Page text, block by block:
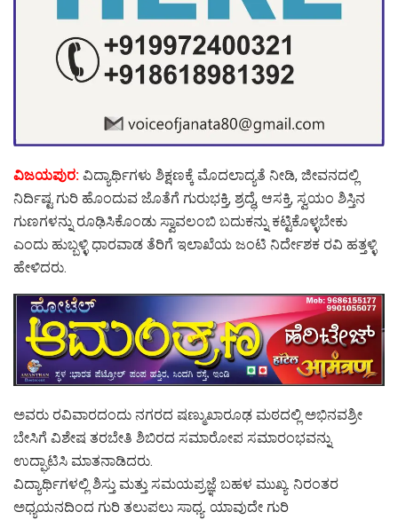
ವಿಜಯಪುರ: ವಿದ್ಯಾರ್ಥಿಗಳು ಶಿಕ್ಷಣಕ್ಕೆ ಮೊದಲಾದ್ಯತೆ ನೀಡಿ, ಜೀವನದಲ್ಲಿ
ನಿರ್ದಿಷ್ಟ ಗುರಿ ಹೊಂದುವ ಜೊತೆಗೆ ಗುರುಭಕ್ತಿ, ಶ್ರದ್ಧೆ, ಆಸಕ್ತಿ, ಸ್ವಯಂ ಶಿಸ್ತಿನ
ಗುಣಗಳನ್ನು ರೂಢಿಸಿಕೊಂಡು ಸ್ವಾವಲಂಬಿ ಬದುಕನ್ನು ಕಟ್ಟಿಕೊಳ್ಳಬೇಕು
ಎಂದು ಹುಬ್ಬಳ್ಳಿ ಧಾರವಾಡ ತೆರಿಗೆ ಇಲಾಖೆಯ ಜಂಟಿ ನಿರ್ದೇಶಕ ರವಿ ಹತ್ತಳ್ಳಿ
ಹೇಳಿದರು.
ಅವರು ರವಿವಾರದಂದು ನಗರದ ಷಣ್ಮುಖಾರೂಢ ಮಠದಲ್ಲಿ ಅಭಿನವಶ್ರೀ
ಬೇಸಿಗೆ ವಿಶೇಷ ತರಬೇತಿ ಶಿಬಿರದ ಸಮಾರೋಪ ಸಮಾರಂಭವನ್ನು
ಉದ್ಘಾಟಿಸಿ ಮಾತನಾಡಿದರು.
ವಿದ್ಯಾರ್ಥಿಗಳಲ್ಲಿ ಶಿಸ್ತು ಮತ್ತು ಸಮಯಪ್ರಜ್ಞೆ ಬಹಳ ಮುಖ್ಯ. ನಿರಂತರ
ಅಧ್ಯಯನದಿಂದ ಗುರಿ ತಲುಪಲು ಸಾಧ್ಯ. ಯಾವುದೇ ಗುರಿ